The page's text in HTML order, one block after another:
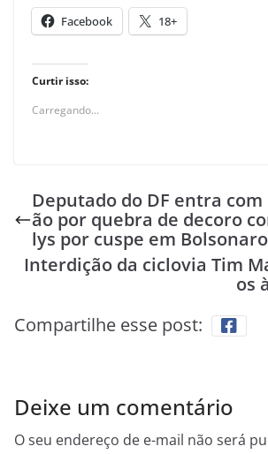
Facebook 18+
Curtir isso:
Carregando...
Deputado do DF entra
ão por quebra de decoro
lys por cuspe em Bolsonaro
Interdição da ciclovia Tim
os
Compartilhe esse post:
Deixe um comentário
O seu endereço de e-mail não será